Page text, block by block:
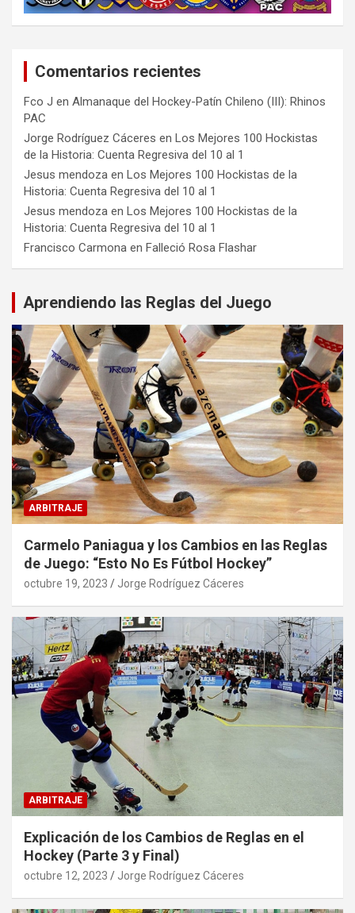
Comentarios recientes
Fco J en Almanaque del Hockey-Patín Chileno (III): Rhinos
PAC
Jorge Rodríguez Cáceres en Los Mejores 100 Hockistas
de la Historia: Cuenta Regresiva del 10 al 1
Jesus mendoza en Los Mejores 100 Hockistas de la
Historia: Cuenta Regresiva del 10 al 1
Jesus mendoza en Los Mejores 100 Hockistas de la
Historia: Cuenta Regresiva del 10 al 1
Francisco Carmona en Falleció Rosa Flashar
Aprendiendo las Reglas del Juego
ARBITRAJE
Carmelo Paniagua y los Cambios en las Reglas
de Juego: “Esto No Es Fútbol Hockey”
octubre 19, 2023 Jorge Rodríguez Cáceres
ARBITRAJE
Explicación de los Cambios de Reglas en el
Hockey (Parte 3 y Final)
octubre 12, 2023 Jorge Rodríguez Cáceres